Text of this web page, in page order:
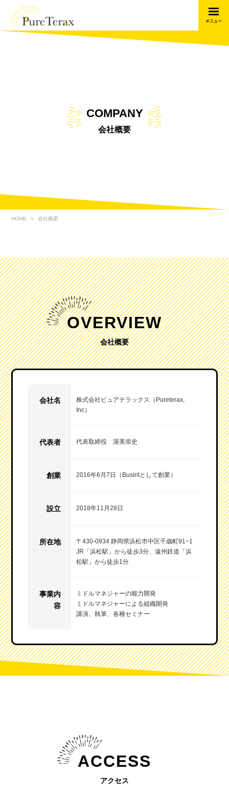
COMPANY
会社概要
HOME 会社概要
OVERVIEW
会社概要
会社名
株式会社ピュアテラックス（Pureterax,
Inc）
代表者 代表取締役 渥美崇史
創業 2016年6月7日（Busiritとして創業）
設立 2018年11月28日
所在地
〒430-0934 静岡県浜松市中区千歳町91−1
JR「浜松駅」から徒歩3分、遠州鉄道「浜
松駅」から徒歩1分
事業内
容
ミドルマネジャーの能力開発
ミドルマネジャーによる組織開発
講演、執筆、各種セミナー
ACCESS
アクセス